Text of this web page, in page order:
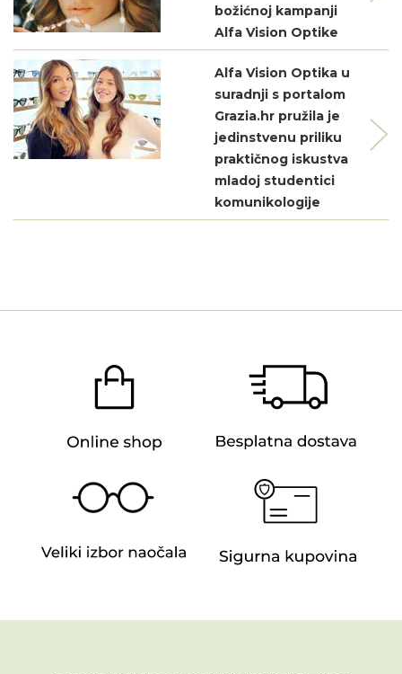
božićnoj kampanji
Alfa Vision Optike
Alfa Vision Optika u
suradnji s portalom
Grazia.hr pružila je
jedinstvenu priliku
praktičnog iskustva
mladoj studentici
komunikologije